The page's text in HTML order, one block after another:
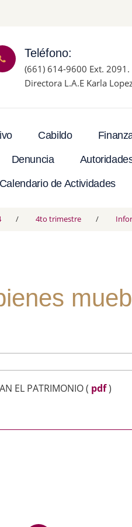
Teléfono:
(661) 614-9600 Ext. 2091.
Directora L.A.E Karla
Cabildo
Denuncia
Calendario de Actividades
4to trimestre
EL PATRIMONIO( pdf)